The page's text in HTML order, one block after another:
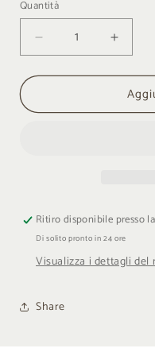
Quantità
Quantità
Diminuisci
quantità
per
Bulova
quantità
per
Ritiro disponibile presso
Di solito pronto in 24 ore
Visualizza i dettagli del
Share